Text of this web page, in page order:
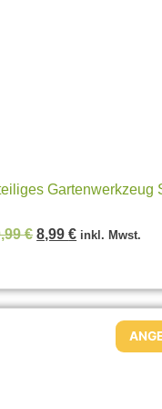
Gartenwerkzeug
€ 8,99€ inkl. Mwst.